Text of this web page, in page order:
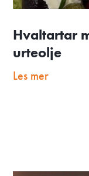
Hvaltartar
urteolje
Les mer